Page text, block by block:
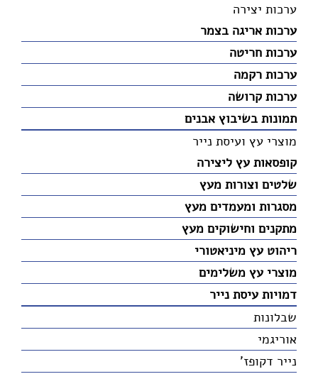
ערכות יצירה
ערכות אריגה בצמר
ערכות חריטה
ערכות רקמה
ערכות קרושה
תמונות בשיבוץ אבנים
מוצרי עץ ועיסת נייר
קופסאות עץ ליצירה
שלטים וצורות מעץ
מסגרות ומעמדים מעץ
מתקנים וחישוקים מעץ
ריהוט עץ מיניאטורי
מוצרי עץ משלימים
דמויות עיסת נייר
שבלונות
אוריגמי
נייר דקופז'